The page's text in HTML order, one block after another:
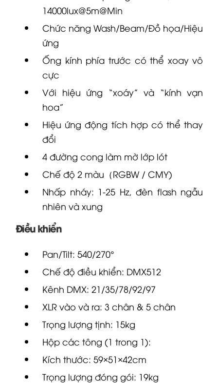
14000lux@5m@Min
Chức năng Wash/Beam/Đồ họa/Hiệu
ứng
Ống kính phía trước có thể xoay vô
cực
Với hiệu ứng “xoáy” và “kính vạn
hoa”
Hiệu ứng động tích hợp có thể thay
đổi
4 đường cong làm mờ lớp lót
Chế độ 2 màu（RGBW / CMY)
Nhấp nháy: 1-25 Hz, đèn flash ngẫu
nhiên và xung
Điều khiển
Pan/Tilt: 540/270°
Chế độ điều khiển: DMX512
Kênh DMX: 21/35/78/92/97
XLRvào và ra: 3 chân & 5 chân
Trọng lượng tịnh: 15kg
Hộp các tông (1 trong 1):
Kích thước: 59×51×42cm
Trọng lượng đóng gói: 19kg